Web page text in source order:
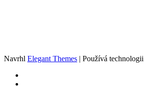
Navrhl Elegant Themes | Používá technologii